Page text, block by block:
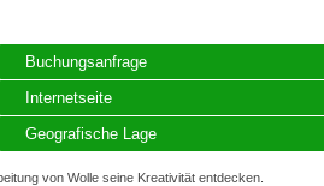
Buchungsanfrage
Internetseite
Geografische Lage
von Wolle seine Kreativität entdecken.